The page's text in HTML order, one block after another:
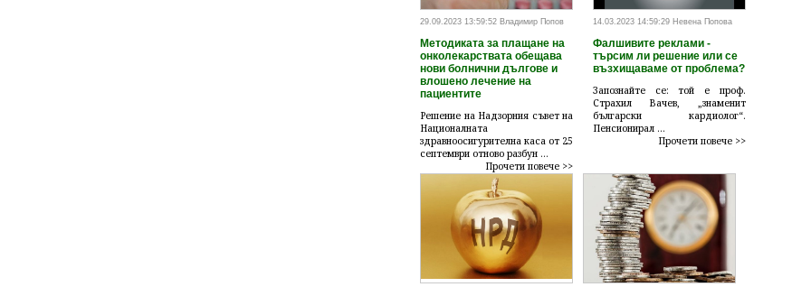
29.09.2023 13:59:52 Владимир Попов
Методиката за плащане на
онколекарствата обещава
нови болнични дългове и
влошено лечение на
пациентите
Решение на Надзорния съвет на
Националната
здравноосигурителна каса от 25
септември отново разбун ...
Прочети повече >>
14.03.2023 14:59:29 Невена Попова
Фалшивите реклами -
търсим ли решение или се
възхищаваме от проблема?
Запознайте се: той е проф.
Страхил Вачев, „знаменит
български кардиолог“.
Пенсионирал ...
Прочети повече >>